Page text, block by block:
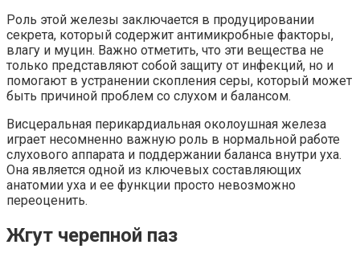
Роль этой железы заключается в продуцировании
секрета, который содержит антимикробные факторы,
влагу и муцин. Важно отметить, что эти вещества не
только представляют собой защиту от инфекций, но и
помогают в устранении скопления серы, который может
быть причиной проблем со слухом и балансом.
Висцеральная перикардиальная околоушная железа
играет несомненно важную роль в нормальной работе
слухового аппарата и поддержании баланса внутри уха.
Она является одной из ключевых составляющих
анатомии уха и ее функции просто невозможно
переоценить.
Жгут черепной паз